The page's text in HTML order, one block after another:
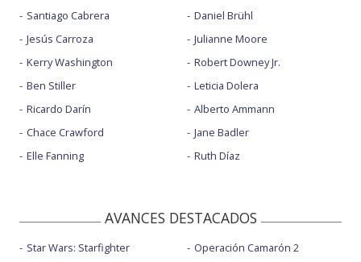
Santiago Cabrera
Jesús Carroza
Kerry Washington
Ben Stiller
Ricardo Darín
Chace Crawford
Elle Fanning
Daniel Brühl
Julianne Moore
Robert Downey Jr.
Leticia Dolera
Alberto Ammann
Jane Badler
Ruth Díaz
AVANCES DESTACADOS
Star Wars: Starfighter
Operación Camarón 2